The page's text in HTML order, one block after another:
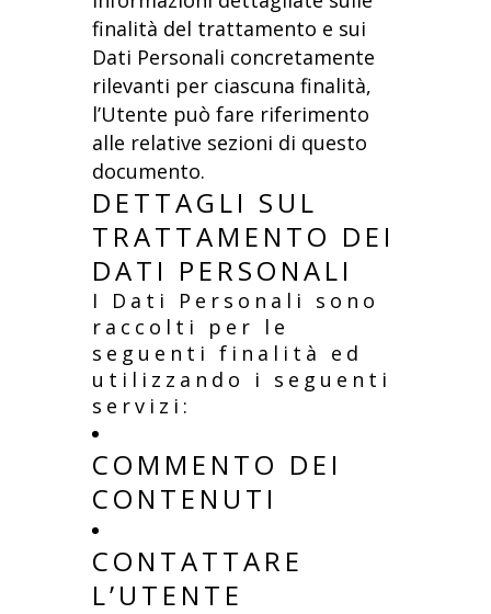
finalità del trattamento e sui
Dati Personali concretamente
rilevanti per ciascuna finalità,
l’Utente può fare riferimento
alle relative sezioni di questo
documento.
DETTAGLI SUL
TRATTAMENTO DEI
DATI PERSONALI
I Dati Personali sono
raccolti per le
seguenti finalità ed
utilizzando i seguenti
servizi:
COMMENTO DEI
CONTENUTI
CONTATTARE
L’UTENTE